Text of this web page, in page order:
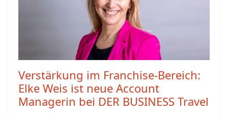
Verstärkung im Franchise-Bereich:
Elke Weis ist neue Account
Managerin bei DER BUSINESS Travel